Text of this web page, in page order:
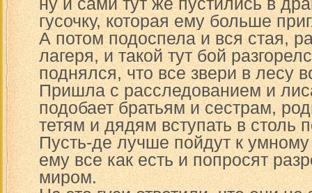
гусочку, которая ему больше
А потом подоспела и вся стая,
лагеря, и такой тут бой
поднялся, что все звери в лесу
Пришла с расследованием и
подобает братьям и сестрам,
тетям и дядям вступать в столь
Пусть-де лучше пойдут к
ему все как есть и попросят
миром.